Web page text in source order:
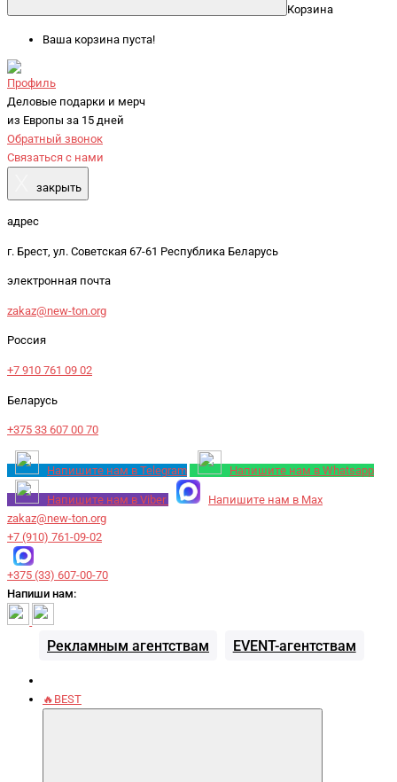
Корзина
Ваша корзина пуста!
Профиль
Деловые подарки и мерч
из Европы за 15 дней
Обратный звонок
Связаться с нами
закрыть
адрес
г. Брест, ул. Советская 67-61 Республика Беларусь
электронная почта
zakaz@new-ton.org
Россия
+7 910 761 09 02
Беларусь
+375 33 607 00 70
Напишите нам в Telegram Напишите нам в Whatsapp
Напишите нам в Viber
Напишите нам в Max
zakaz@new-ton.org
+7 (910) 761-09-02
+375 (33) 607-00-70
Напиши нам:
Рекламным агентствам EVENT-агентствам
🔥BEST